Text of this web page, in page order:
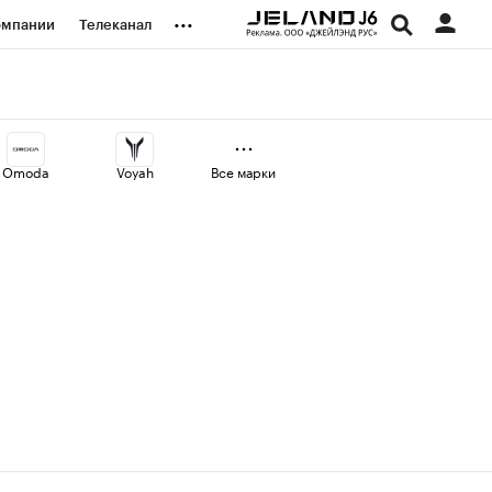
Телеканал ...
Omoda Voyah Все марки